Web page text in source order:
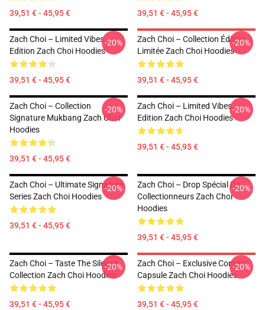
39,51 € - 45,95 € 39,51 € - 45,95 €
Zach Choi – Limited Vibes
Edition Zach Choi Hoodies
39,51 € - 45,95 €
-20%
Zach Choi – Collection Édition
Limitée Zach Choi Hoodies
39,51 € - 45,95 €
-20%
Zach Choi – Collection
Signature Mukbang Zach Choi
Hoodies
39,51 € - 45,95 €
-20%
Zach Choi – Limited Vibes
Edition Zach Choi Hoodies
39,51 € - 45,95 €
-20%
Zach Choi – Ultimate Signature
Series Zach Choi Hoodies
39,51 € - 45,95 €
-20%
Zach Choi – Drop Spécial De
Collectionneurs Zach Choi
Hoodies
39,51 € - 45,95 €
-20%
Zach Choi – Taste The Silence
Collection Zach Choi Hoodies
39,51 € - 45,95 €
-20%
Zach Choi – Exclusive Content
Capsule Zach Choi Hoodies
39,51 € - 45,95 €
-20%